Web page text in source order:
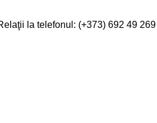
la telefonul: (+373) 692 49